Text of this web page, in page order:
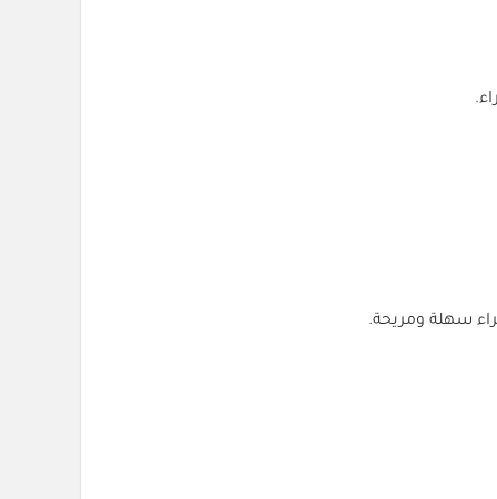
سهلة ومريحة.